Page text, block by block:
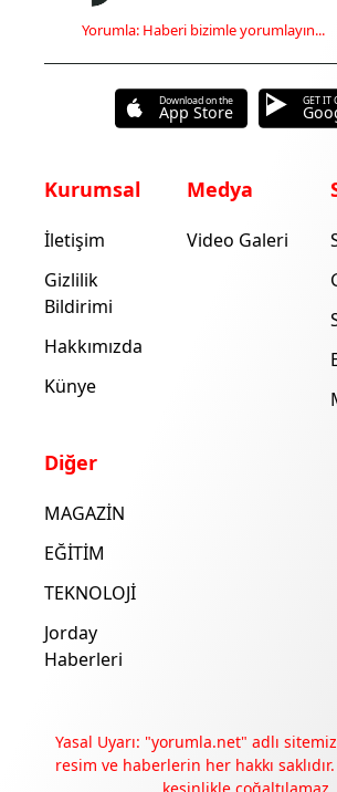
Yorumla: Haberi bizimle yorumlayın...
Download on the
App Store
GET IT
Kurumsal
İletişim
Gizlilik
Bildirimi
Hakkımızda
Künye
Medya
Video Galeri
Diğer
MAGAZİN
EĞİTİM
TEKNOLOJİ
Jorday
Haberleri
Yasal Uyarı: "yorumla.net" adlı
resim ve haberlerin her hakkı